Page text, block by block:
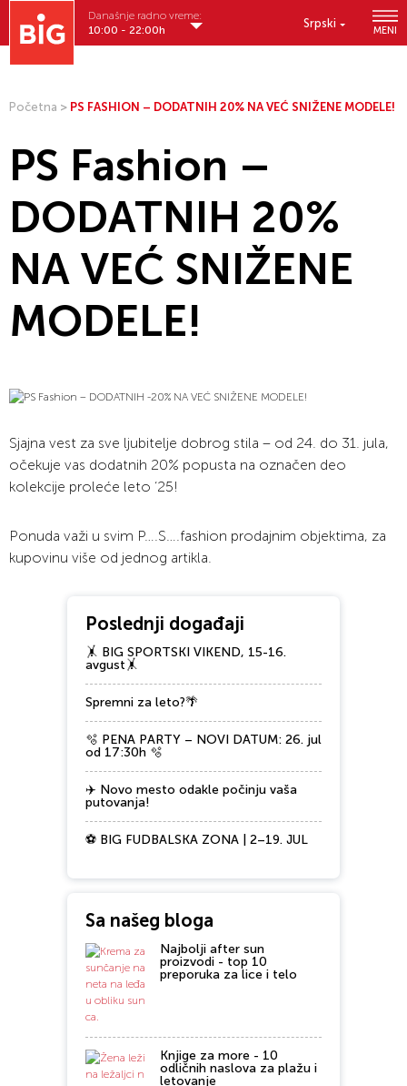
Srpski
MENI
Današnje radno vreme:
10:00 - 22:00h
Početna > PS FASHION – DODATNIH 20% NA VEĆ SNIŽENE MODELE!
PS Fashion –
DODATNIH 20%
NA VEĆ SNIŽENE
MODELE!
Sjajna vest za sve ljubitelje dobrog stila – od 24. do 31. jula,
očekuje vas dodatnih 20% popusta na označen deo
kolekcije proleće leto ‘25!
Ponuda važi u svim P….S….fashion prodajnim objektima, za
kupovinu više od jednog artikla.
Poslednji događaji
🤸 BIG SPORTSKI VIKEND, 15-16.
avgust🤸
Spremni za leto?🌴
🫧 PENA PARTY – NOVI DATUM: 26. jul
od 17:30h 🫧
✈️ Novo mesto odakle počinju vaša
putovanja!
⚽ BIG FUDBALSKA ZONA | 2–19. JUL
Sa našeg bloga
Najbolji after sun
proizvodi - top 10
preporuka za lice i telo
Knjige za more - 10
odličnih naslova za plažu i
letovanje